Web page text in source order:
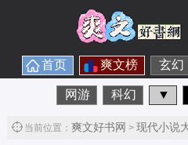
首页 爽文榜 玄幻
网游 科幻 ▼
当前位置： 爽文好书网 > 现代小说